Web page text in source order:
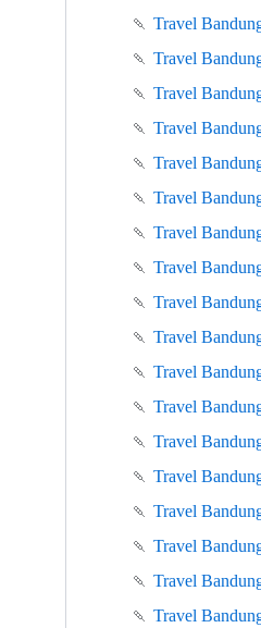
🍡 Travel
🍡 Travel
🍡 Travel
🍡 Travel
🍡 Travel
🍡 Travel
🍡 Travel
🍡 Travel
🍡 Travel
🍡 Travel
🍡 Travel
🍡 Travel
🍡 Travel
🍡 Travel
🍡 Travel
🍡 Travel
🍡 Travel
🍡 Travel